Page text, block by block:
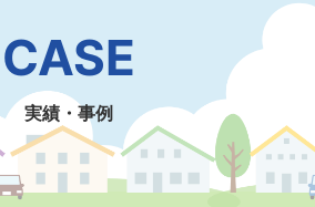
CASE
実績・事例